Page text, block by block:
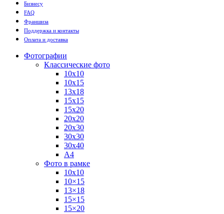
Бизнесу
FAQ
Франшиза
Поддержка и контакты
Оплата и доставка
Фотографии
Классические фото
10х10
10х15
13х18
15х15
15х20
20х20
20х30
30х30
30х40
А4
Фото в рамке
10х10
10×15
13×18
15×15
15×20